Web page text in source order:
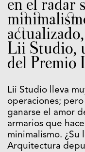
en el radar
Lii Studio,
del Premio
Lii Studio lleva
operaciones;
ganarse el amor
armarios que
minimalismo. ¿Su
Arquitectura